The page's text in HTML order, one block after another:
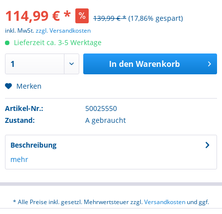
114,99 € * 139,99 € * (17,86% gespart)
inkl. MwSt.zzgl. Versandkosten
Lieferzeit ca. 3-5 Werktage
In den Warenkorb
Merken
Artikel-Nr.:
50025550
Zustand:
A gebraucht
Beschreibung
mehr
* Alle Preise inkl. gesetzl. Mehrwertsteuer zzgl.Versandkosten und ggf.